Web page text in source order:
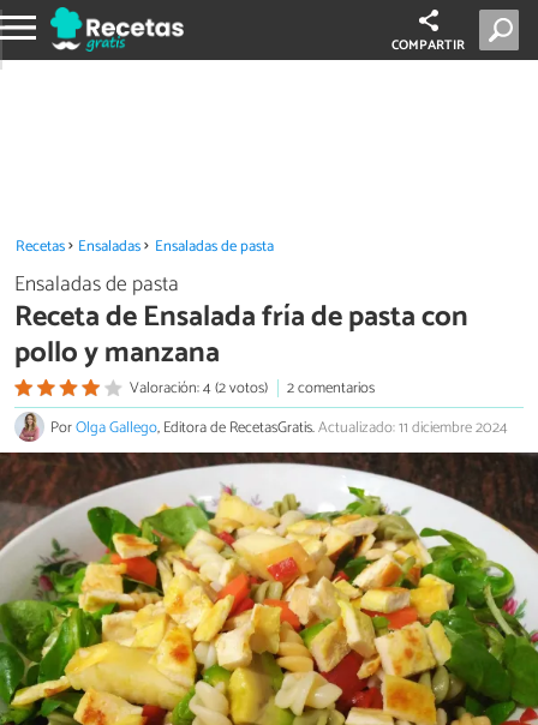
COMPARTIR
Recetas Ensaladas Ensaladas de pasta
Ensaladas de pasta
Receta de Ensalada fría de pasta con
pollo y manzana
Valoración: 4 (2 votos)
2 comentarios
PorOlga Gallego, Editora de RecetasGratis.Actualizado: 11 diciembre 2024